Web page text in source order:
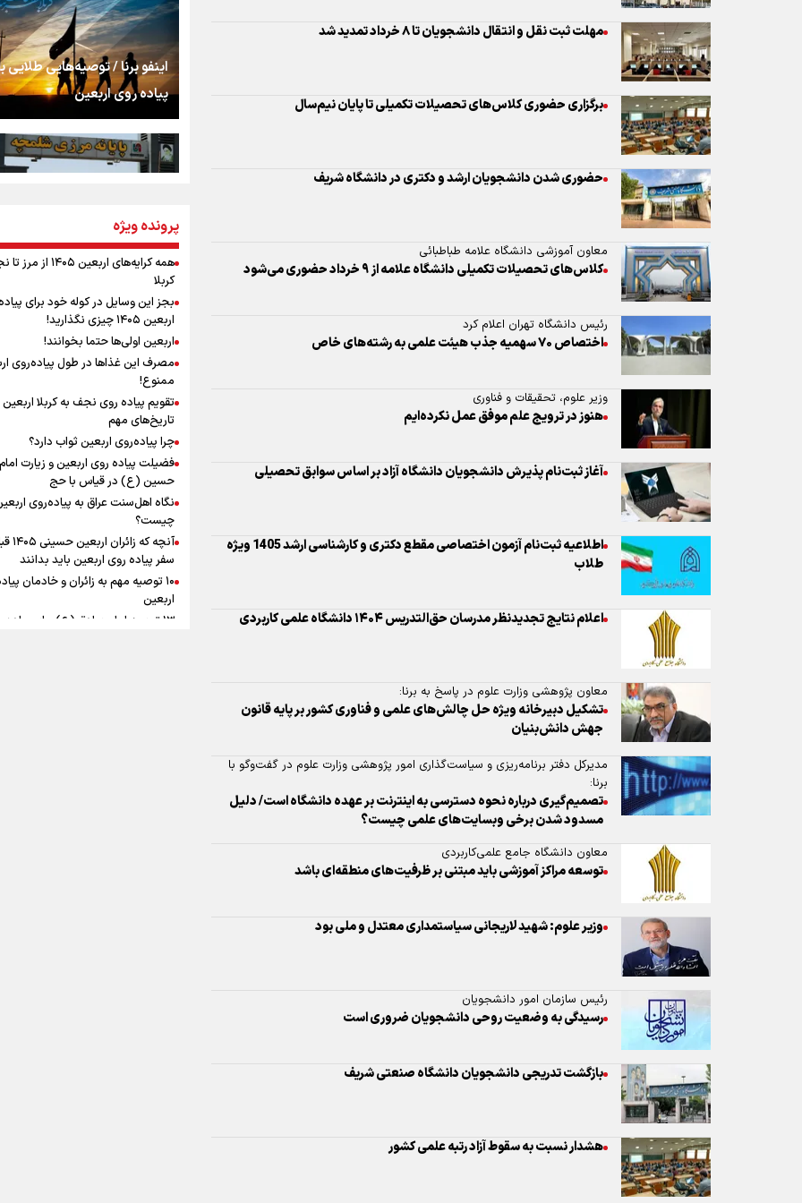
وزیر علوم، تحقیقات و فناوری
آغاز ثبت‌نام پذیرش دانشجویان دانشگاه آزاد بر اساس سوابق تحصیلی
معاون پژوهشی وزارت علوم در پاسخ به برنا:
جهش دانش‌بنیان
تصمیم‌گیری درباره نحوه دسترسی به اینترنت بر عهده دانشگاه است/ دلیل
مسدود شدن برخی وبسایت‌های علمی چیست؟
معاون دانشگاه جامع علمی‌کاربردی
توسعه مراکز آموزشی باید مبتنی بر ظرفیت‌های منطقه‌ای باشد
وزیر علوم: شهید لاریجانی سیاستمداری معتدل و ملی بود
رئیس سازمان امور دانشجویان
هشدار نسبت به سقوط آزاد رتبه علمی کشور
اشک
جمله‌ای که بغض
را شکست؛ «آهای مردم،
تهران رفتند»
سه حسرتی که به
نگاه تمدنی رهبر
فضای مجازی
رابطه کارگر و کارفرما
به زوجیت
اینفو برنا / توصیه‌هایی طلایی
پیاده روی اربعین
اینفو برنا / جدول کامل فاصله
شلمچه تا شهرهای زیارتی عراق
اینفو برنا/ میزان مالیات بر ارزش
افزوده چقدر است؟
اینفوبرنا/ سقف معافیت مالیاتی
حقوق کارکنان دولت و
در بودجه ۱۴۰۵ چقدر است؟
پرونده ویژه
همه کرایه‌های اربعین ۱۴۰۵
کربلا
بجز این وسایل در کوله خود برای
اربعین ۱۴۰۵ چیزی نگذارید!
اربعین اولی‌ها حتما بخوانند!
مصرف این غذاها در طول پیاده‌روی
ممنوع!
تاریخ‌های مهم
چرا پیاده‌روی اربعین ثواب دارد؟
فضیلت پیاده روی اربعین و زیارت امام
حسین (ع) در قیاس با حج
نگاه اهل‌سنت عراق به پیاده‌روی
چیست؟
آنچه که
سفر پیاده روی اربعین باید بدانند
۱۰ توصیه مهم به زائران و خادمان
اربعین
۱۳ توصیه امام صادق (ع) برای